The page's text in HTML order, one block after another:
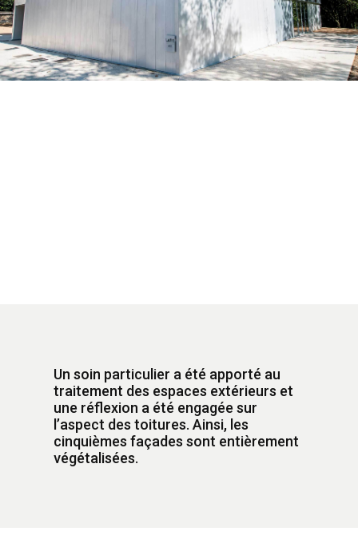
Un soin particulier a été apporté au
traitement des espaces extérieurs et
une réflexion a été engagée sur
l’aspect des toitures. Ainsi, les
cinquièmes façades sont entièrement
végétalisées.